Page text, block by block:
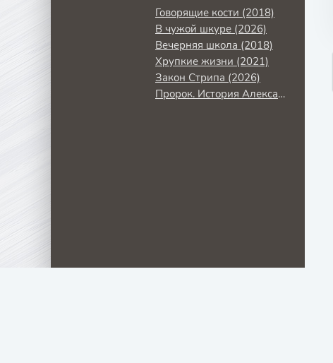
Говорящие кости (2018)
В чужой шкуре (2026)
Вечерняя школа (2018)
Хрупкие жизни (2021)
Закон Стрипа (2026)
Пророк. История Александра Пушкина (2024)